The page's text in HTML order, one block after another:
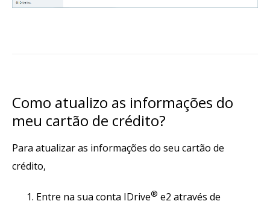
Como atualizo as informações do
meu cartão de crédito?
Para atualizar as informações do seu cartão de
crédito,
Entre na sua conta IDrive® e2 através de